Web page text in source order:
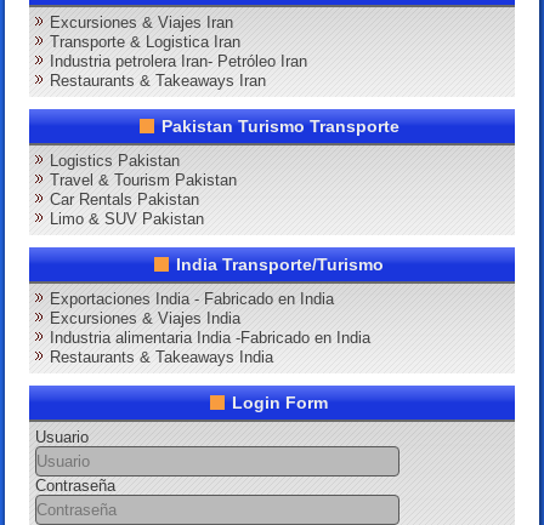
Excursiones & Viajes Iran
Transporte & Logistica Iran
Industria petrolera Iran- Petróleo Iran
Restaurants & Takeaways Iran
Pakistan Turismo Transporte
Logistics Pakistan
Travel & Tourism Pakistan
Car Rentals Pakistan
Limo & SUV Pakistan
India Transporte/Turismo
Exportaciones India - Fabricado en India
Excursiones & Viajes India
Industria alimentaria India -Fabricado en India
Restaurants & Takeaways India
Login Form
Usuario
Contraseña